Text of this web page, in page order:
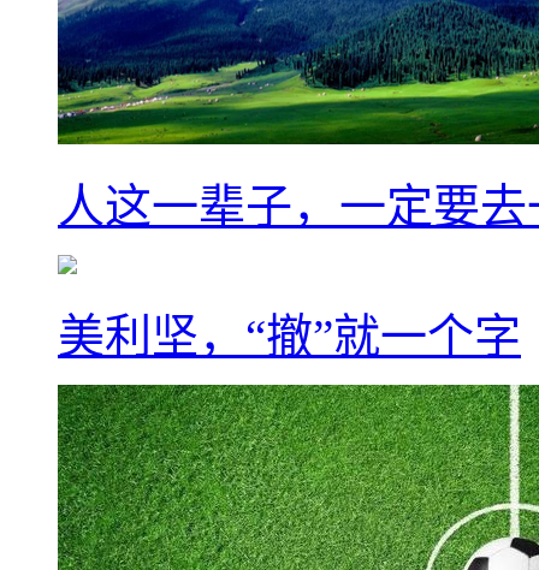
人这一辈子，一定要
美利坚，“撤”就一个字